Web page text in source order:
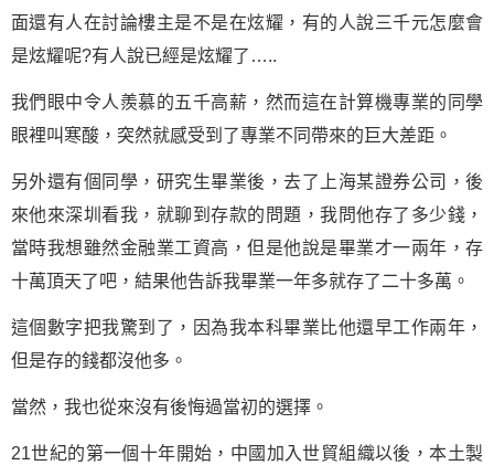
面還有人在討論樓主是不是在炫耀，有的人說三千元怎麼會
是炫耀呢?有人說已經是炫耀了…..
我們眼中令人羨慕的五千高薪，然而這在計算機專業的同學
眼裡叫寒酸，突然就感受到了專業不同帶來的巨大差距。
另外還有個同學，研究生畢業後，去了上海某證券公司，後
來他來深圳看我，就聊到存款的問題，我問他存了多少錢，
當時我想雖然金融業工資高，但是他說是畢業才一兩年，存
十萬頂天了吧，結果他告訴我畢業一年多就存了二十多萬。
這個數字把我驚到了，因為我本科畢業比他還早工作兩年，
但是存的錢都沒他多。
當然，我也從來沒有後悔過當初的選擇。
21世紀的第一個十年開始，中國加入世貿組織以後，本土製